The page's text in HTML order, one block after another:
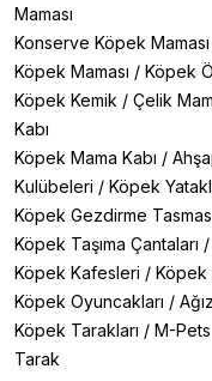
Maması
Konserve Köpek Maması
Köpek Maması / Köpek
Köpek Kemik / Çelik
Kabı
Köpek Mama Kabı /
Kulübeleri / Köpek
Köpek Gezdirme
Köpek Taşıma Çantaları /
Köpek Kafesleri / Köpek
Köpek Oyuncakları /
Köpek Tarakları / M-Pets
Tarak